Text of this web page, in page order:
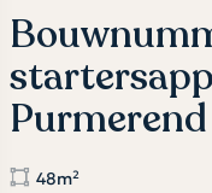
Purmerend
48m²